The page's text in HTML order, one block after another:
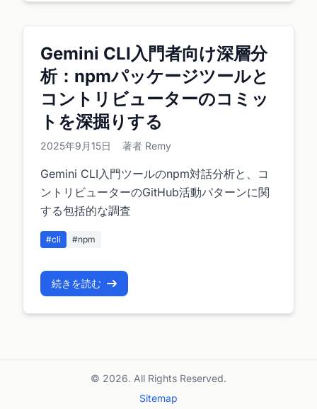
Gemini CLI入門者向け深層分
析：npmパッケージツールと
コントリビューターのコミッ
トを深掘りする
2025年9月15日 著者 Remy
Gemini CLI入門ツールのnpm対話分析と、コ
ントリビューターのGitHub活動パターンに関
する包括的な調査
#cli #npm
続きを読む
© 2026. All Rights Reserved.
Sitemap